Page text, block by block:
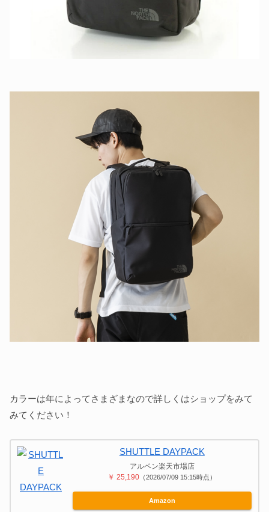
カラーは年によってさまざまなので詳しくはショップをみて
みてください！
SHUTTLE DAYPACK
アルペン楽天市場店
￥ 25,190 （2026/07/09 15:15時点）
Amazon